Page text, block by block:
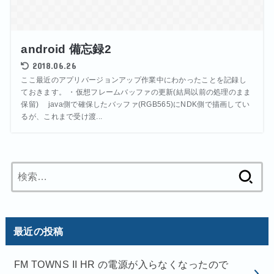
android 備忘録2
2018.06.26
ここ最近のアプリバージョンアップ作業中にわかったことを記録し
ておきます。 ・仮想フレームバッファの更新(結局以前の処理のまま
保留) java側で確保したバッファ(RGB565)にNDK側で描画してい
るが、これまで受け渡...
索:
最近の投稿
FM TOWNS II HR の電源が入らなくなったので